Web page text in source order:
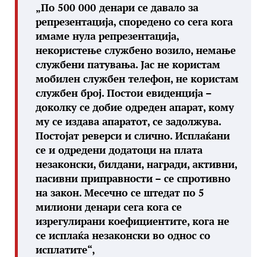
„По 500 000 денари се давало за
репрезентација, споредено со сега кога
имаме нула репрезентација,
некористење службено возило, немање
службени патувања. Јас не користам
мобилен службен телефон, не користам
службен број. Постои евиденција –
доколку се добие одреден апарат, кому
му се издава апаратот, се задолжува.
Постојат реверси и слично. Исплаќани
се и одредени додатоци на плата
незаконски, билдани, награди, активни,
пасивни приправности – се спротивно
на закон. Месечно се штедат по 5
милиони денари сега кога се
изрегулирани коефициентите, кога не
се исплаќа незаконски во однос со
исплатите“,